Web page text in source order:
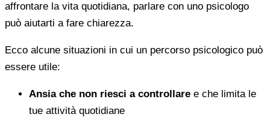
affrontare la vita quotidiana, parlare con uno psicologo
può aiutarti a fare chiarezza.
Ecco alcune situazioni in cui un percorso psicologico può
essere utile:
Ansia che non riesci a controllare e che limita le
tue attività quotidiane